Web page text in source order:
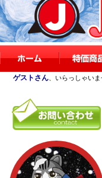
ゲストさん 、いらっしゃい